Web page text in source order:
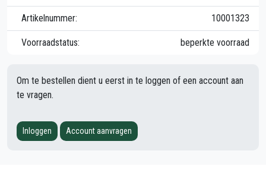
Artikelnummer: 10001323
Voorraadstatus: beperkte voorraad
Om te bestellen dient u eerst in te loggen of een account aan
te vragen.
Inloggen Account aanvragen